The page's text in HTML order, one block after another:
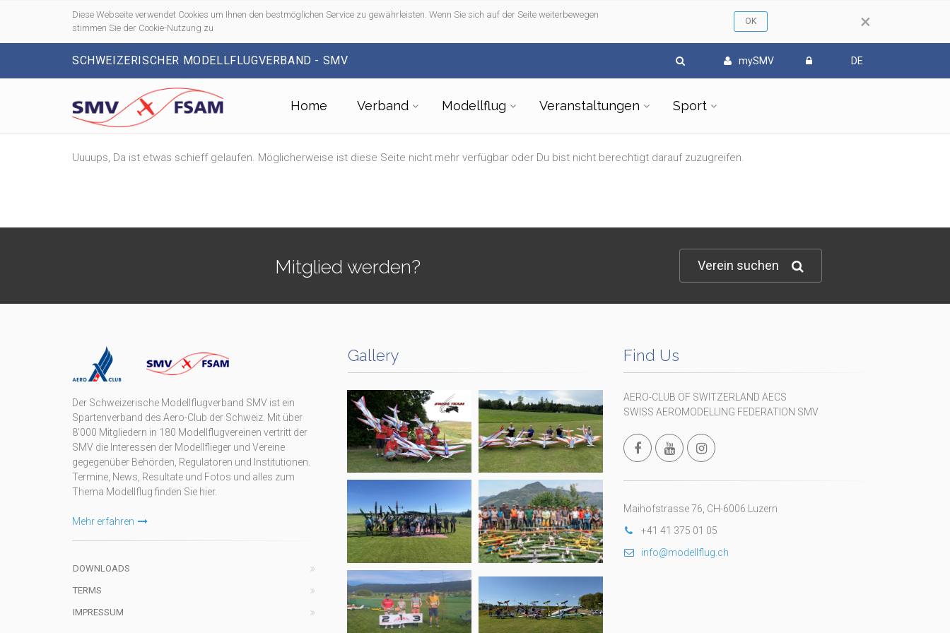
×
Diese Webseite verwendet Cookies um Ihnen den bestmöglichen Service zu gewährleisten. Wenn Sie sich auf der Seite weiterbewegen
stimmen Sie der Cookie-Nutzung zu
SCHWEIZERISCHER MODELLFLUGVERBAND - SMV mySMV DE
Home Verband Modellflug Veranstaltungen Sport
Uuuups, Da ist etwas schieff gelaufen. Möglicherweise ist diese Seite nicht mehr verfügbar oder Du bist nicht berechtigt darauf zuzugreifen.
Mitglied werden? Verein suchen
Der Schweizerische Modellflugverband SMV ist ein
Spartenverband des Aero-Club der Schweiz. Mit über
8'000 Mitgliedern in 180 Modellflugvereinen vertritt der
SMV die Interessen der Modellflieger und Vereine
gegegenüber Behörden, Regulatoren und Institutionen.
Termine, News, Resultate und Fotos und alles zum
Thema Modellflug finden Sie hier.
Mehr erfahren
DOWNLOADS
TERMS
IMPRESSUM
Gallery Find Us
AERO-CLUB OF SWITZERLAND AECS
SWISS AEROMODELLING FEDERATION SMV
Maihofstrasse 76, CH-6006 Luzern
+41 41 375 01 05
info@modellflug.ch